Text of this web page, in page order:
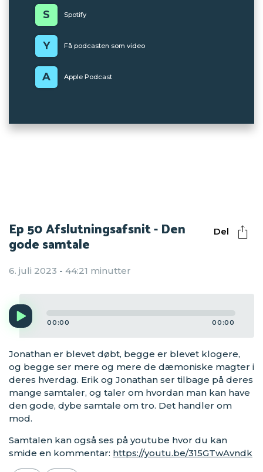
S Spotify
Y Få podcasten som video
A Apple Podcast
Del
Ep 50 Afslutningsafsnit - Den
gode samtale
6. juli 2023 - 44:21 minutter
Audio
Player
00:00 00:00
Jonathan er blevet døbt, begge er blevet klogere,
og begge ser mere og mere de dæmoniske magter i
deres hverdag. Erik og Jonathan ser tilbage på deres
mange samtaler, og taler om hvordan man kan have
den gode, dybe samtale om tro. Det handler om
mod.
Samtalen kan også ses på youtube hvor du kan
smide en kommentar: https://youtu.be/315GTwAvndk